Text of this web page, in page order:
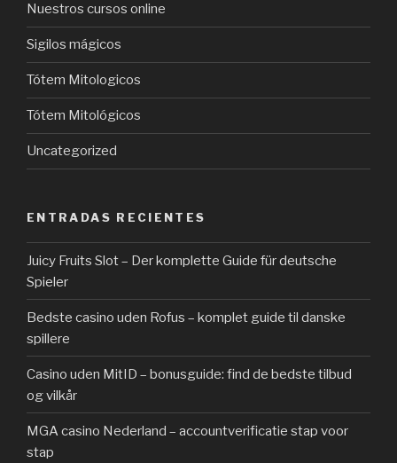
Nuestros cursos online
Sigilos mágicos
Tótem Mitologicos
Tótem Mitológicos
Uncategorized
ENTRADAS RECIENTES
Juicy Fruits Slot – Der komplette Guide für deutsche
Spieler
Bedste casino uden Rofus – komplet guide til danske
spillere
Casino uden MitID – bonusguide: find de bedste tilbud
og vilkår
MGA casino Nederland – accountverificatie stap voor
stap